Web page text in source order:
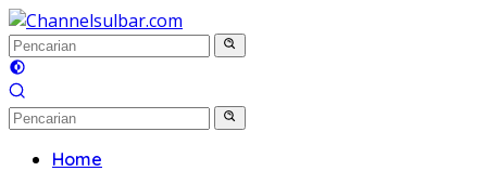
Langsung
ke
konten
Home